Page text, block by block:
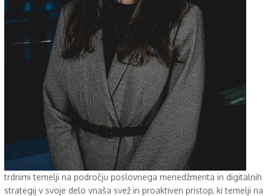
trdnimi temelji na področju poslovnega menedžmenta in digitalnih
strategij v svoje delo vnaša svež in proaktiven pristop, ki temelji na